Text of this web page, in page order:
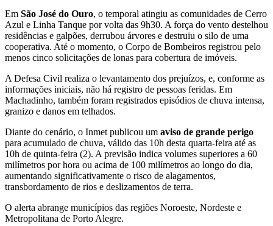
Em São José do Ouro, o temporal atingiu as comunidades de Cerro
Azul e Linha Tanque por volta das 9h30. A força do vento destelhou
residências e galpões, derrubou árvores e destruiu o silo de uma
cooperativa. Até o momento, o Corpo de Bombeiros registrou pelo
menos cinco solicitações de lonas para cobertura de imóveis.
A Defesa Civil realiza o levantamento dos prejuízos, e, conforme as
informações iniciais, não há registro de pessoas feridas. Em
Machadinho, também foram registrados episódios de chuva intensa,
granizo e danos em telhados.
Diante do cenário, o Inmet publicou um aviso de grande perigo
para acumulado de chuva, válido das 10h desta quarta-feira até as
10h de quinta-feira (2). A previsão indica volumes superiores a 60
milímetros por hora ou acima de 100 milímetros ao longo do dia,
aumentando significativamente o risco de alagamentos,
transbordamento de rios e deslizamentos de terra.
O alerta abrange municípios das regiões Noroeste, Nordeste e
Metropolitana de Porto Alegre.